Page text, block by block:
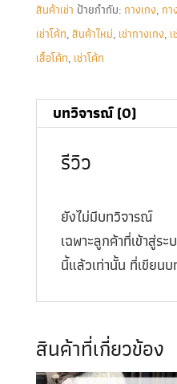
สินค้าเช่า ป้ายกำกับ:กางเกง,กา
เช่าโค้ท,สินค้าใหม่, เช่ากางเกง,
เสื้อโค้ท, เช่าโค้ท
บทวิจารณ์ (0)
รีวิว
ยังไม่มีบทวิจารณ์
เฉพาะลูกค้าที่เข้าสู่ร
นี้แล้วเท่านั้น ที่เขียน
สินค้าที่เกี่ยวข้อง